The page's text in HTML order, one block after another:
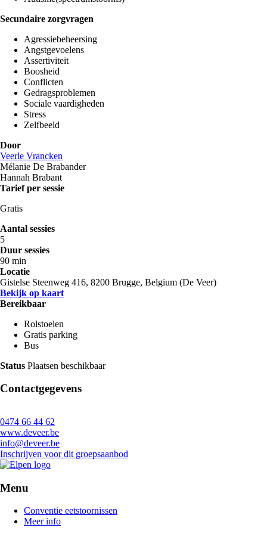
Secundaire zorgvragen
Agressiebeheersing
Angstgevoelens
Assertiviteit
Boosheid
Conflicten
Gedragsproblemen
Sociale vaardigheden
Stress
Zelfbeeld
Door
Veerle Vrancken
Mélanie De Brabander
Hannah Brabant
Tarief per sessie
Gratis
Aantal sessies
5
Duur sessies
90 min
Locatie
Gistelse Steenweg 416, 8200 Brugge, Belgium (De Veer)
Bekijk op kaart
Bereikbaar
Rolstoelen
Gratis parking
Bus
Status Plaatsen beschikbaar
Contactgegevens
0474 66 44 62
www.deveer.be
info@deveer.be
Inschrijven voor dit groepsaanbod
Menu
Conventie eetstoornissen
Meer info